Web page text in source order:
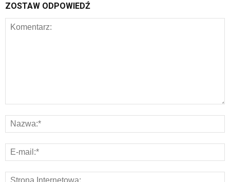
ZOSTAW ODPOWIEDŹ